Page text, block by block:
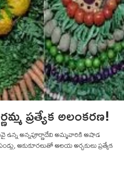
ప్రత్యేక అలంకరణ!
అన్నపూర్ణాదేవి అమ్మవారికి ఆషాడ
ఆకుకూరలుతో ఆలయ అర్చకులు ప్రత్యేక